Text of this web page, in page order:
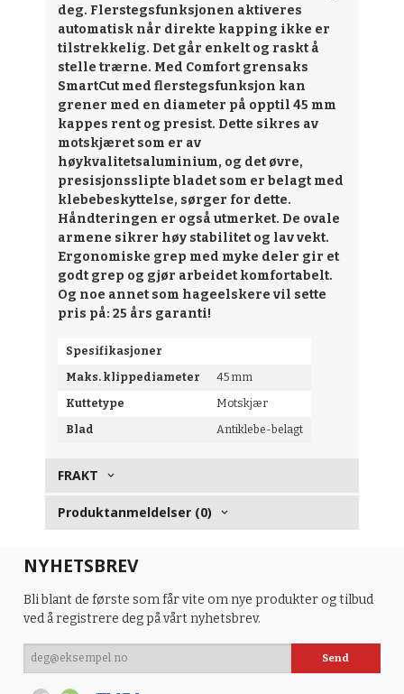
deg. Flerstegsfunksjonen aktiveres
automatisk når direkte kapping ikke er
tilstrekkelig. Det går enkelt og raskt å
stelle trærne. Med Comfort grensaks
SmartCut med flerstegsfunksjon kan
grener med en diameter på opptil 45 mm
kappes rent og presist. Dette sikres av
motskjæret som er av
høykvalitetsaluminium, og det øvre,
presisjonsslipte bladet som er belagt med
klebebeskyttelse, sørger for dette.
Håndteringen er også utmerket. De ovale
armene sikrer høy stabilitet og lav vekt.
Ergonomiske grep med myke deler gir et
godt grep og gjør arbeidet komfortabelt.
Og noe annet som hageelskere vil sette
pris på: 25 års garanti!
Spesifikasjoner
Maks. klippediameter 45 mm
Kuttetype Motskjær
Blad Antiklebe-belagt
FRAKT
Produktanmeldelser (0)
NYHETSBREV
Bli blant de første som får vite om nye produkter og tilbud
ved å registrere deg på vårt nyhetsbrev.